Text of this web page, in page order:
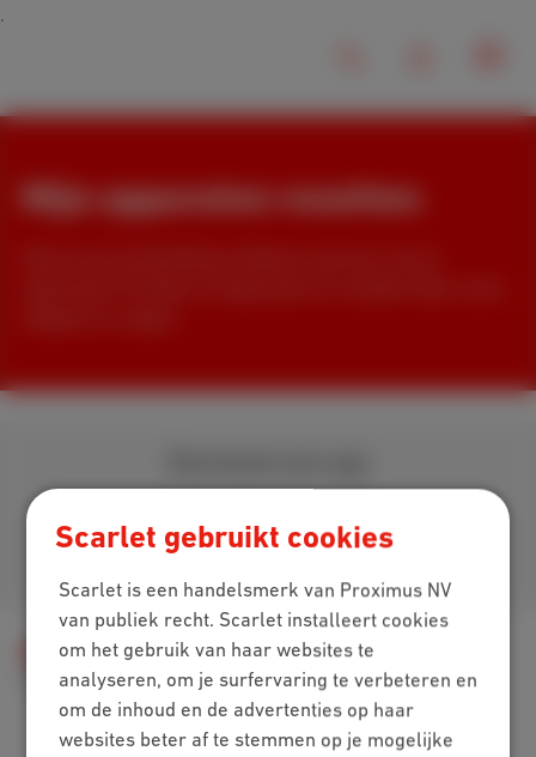
Mijn apparaten resetten
Scarlet gebruikt cookies
Scarlet is een handelsmerk van Proximus NV
van publiek recht. Scarlet installeert cookies
om het gebruik van haar websites te
analyseren, om je surfervaring te verbeteren en
om de inhoud en de advertenties op haar
websites beter af te stemmen op je mogelijke
Hulp Televisie
Problemen oplossen
Heropstarten of resetten
Mijn apparaten resetten